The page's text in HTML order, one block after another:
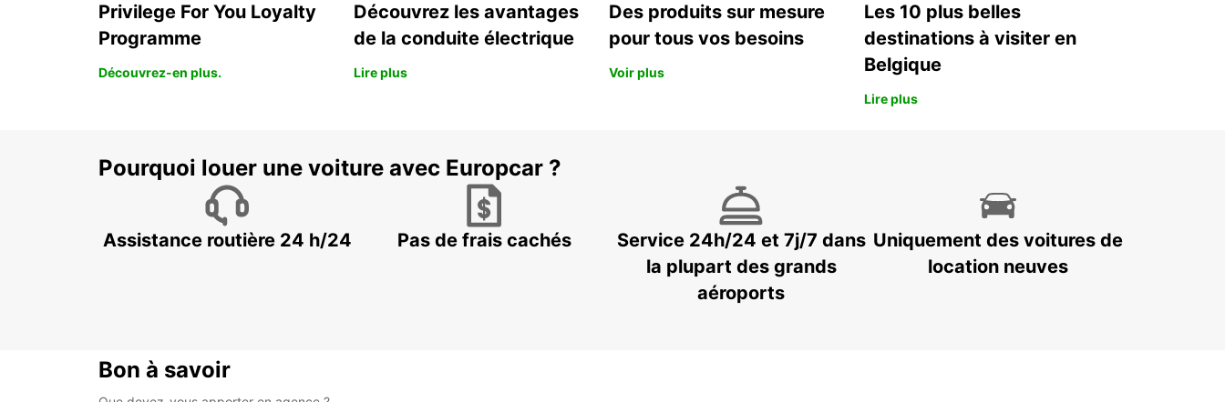
Privilege For You Loyalty
Programme
Découvrez-en plus.
Découvrez les avantages
de la conduite électrique
Lire plus
Des produits sur mesure
pour tous vos besoins
Voir plus
Les 10 plus belles
destinations à visiter en
Belgique
Lire plus
Pourquoi louer une voiture avec Europcar ?
Assistance routière 24 h/24 Pas de frais cachés
Service 24h/24 et 7j/7 dans
la plupart des grands
aéroports
Uniquement des voitures de
location neuves
Bon à savoir